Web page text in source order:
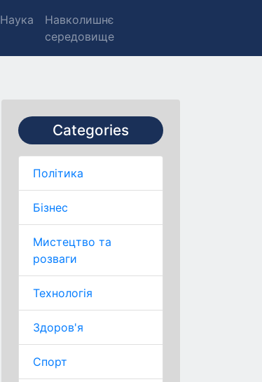
Наука
Навколишнє
середовище
Categories
Політика
Бізнес
Мистецтво та
розваги
Технологія
Здоров'я
Спорт